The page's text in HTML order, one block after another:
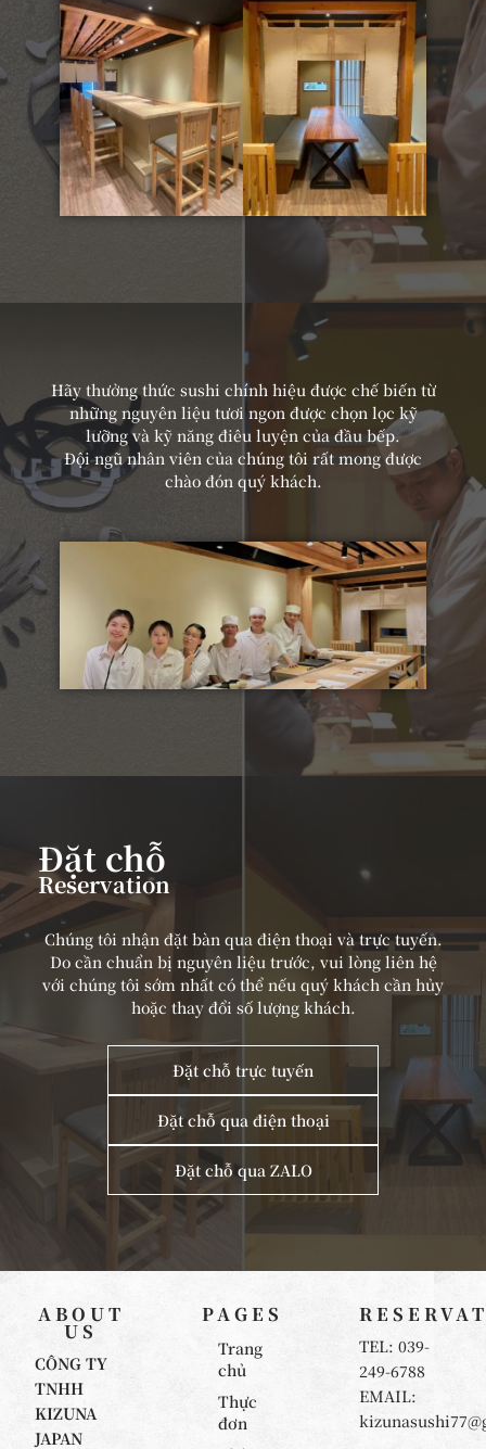
Hãy thưởng thức sushi chính hiệu được chế biến từ
những nguyên liệu tươi ngon được chọn lọc kỹ
lưỡng và kỹ năng điêu luyện của đầu bếp.
Đội ngũ nhân viên của chúng tôi rất mong được
chào đón quý khách.
Đặt chỗ
Reservation
Chúng tôi nhận đặt bàn qua điện thoại và trực tuyến.
Do cần chuẩn bị nguyên liệu trước, vui lòng liên hệ
với chúng tôi sớm nhất có thể nếu quý khách cần hủy
hoặc thay đổi số lượng khách.
Đặt chỗ trực tuyến
Đặt chỗ qua điện thoại
Đặt chỗ qua ZALO
ABOUT
US
CÔNG TY
TNHH
KIZUNA
JAPAN
PAGES
Trang
chủ
Thực
đơn
TEL: 039-
249-6788
EMAIL: